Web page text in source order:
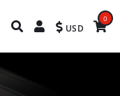
USD
0